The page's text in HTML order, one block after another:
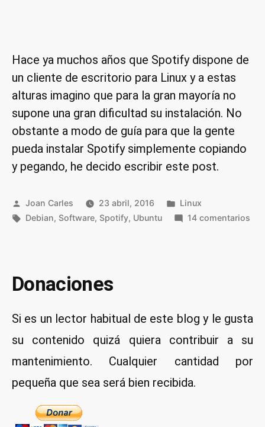
Hace ya muchos años que Spotify dispone de
un cliente de escritorio para Linux y a estas
alturas imagino que para la gran mayoría no
supone una gran dificultad su instalación. No
obstante a modo de guía para que la gente
pueda instalar Spotify simplemente copiando
y pegando, he decido escribir este post.
Publicado
por
Joan Carles 23 abril, 2016
Publicado
en
Linux
Etiquetas:
Debian, Software, Spotify, Ubuntu 14 comentarios
Donaciones
Si es un lector habitual de este blog y le gusta
su contenido quizá quiera contribuir a su
mantenimiento. Cualquier cantidad por
pequeña que sea será bien recibida.